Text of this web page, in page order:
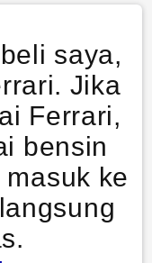
saya,
Jika
Ferrari,
bensin
ke